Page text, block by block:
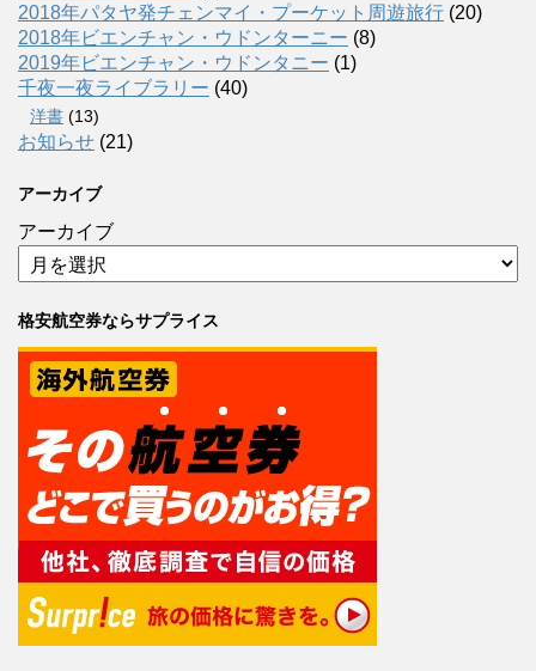
2018年パタヤ発チェンマイ・プーケット周遊旅行 (20)
2018年ビエンチャン・ウドンターニー (8)
2019年ビエンチャン・ウドンタニー (1)
千夜一夜ライブラリー (40)
洋書 (13)
お知らせ (21)
アーカイブ
アーカイブ
格安航空券ならサプライス